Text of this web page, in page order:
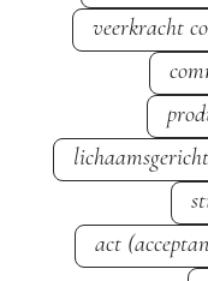
veerkracht
act